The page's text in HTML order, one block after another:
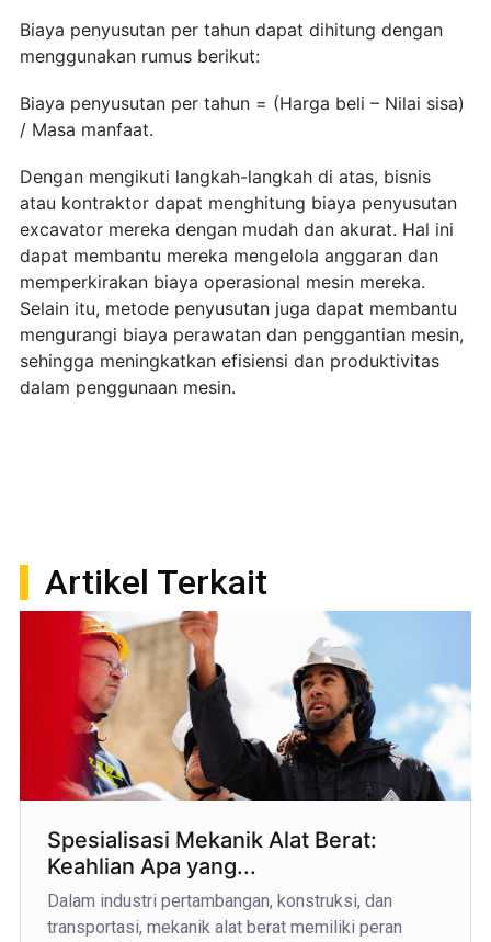
Biaya penyusutan per tahun dapat dihitung dengan
menggunakan rumus berikut:
Biaya penyusutan per tahun = (Harga beli – Nilai sisa)
/ Masa manfaat.
Dengan mengikuti langkah-langkah di atas, bisnis
atau kontraktor dapat menghitung biaya penyusutan
excavator mereka dengan mudah dan akurat. Hal ini
dapat membantu mereka mengelola anggaran dan
memperkirakan biaya operasional mesin mereka.
Selain itu, metode penyusutan juga dapat membantu
mengurangi biaya perawatan dan penggantian mesin,
sehingga meningkatkan efisiensi dan produktivitas
dalam penggunaan mesin.
Artikel Terkait
Spesialisasi Mekanik Alat Berat:
Keahlian Apa yang...
Dalam industri pertambangan, konstruksi, dan
transportasi, mekanik alat berat memiliki peran